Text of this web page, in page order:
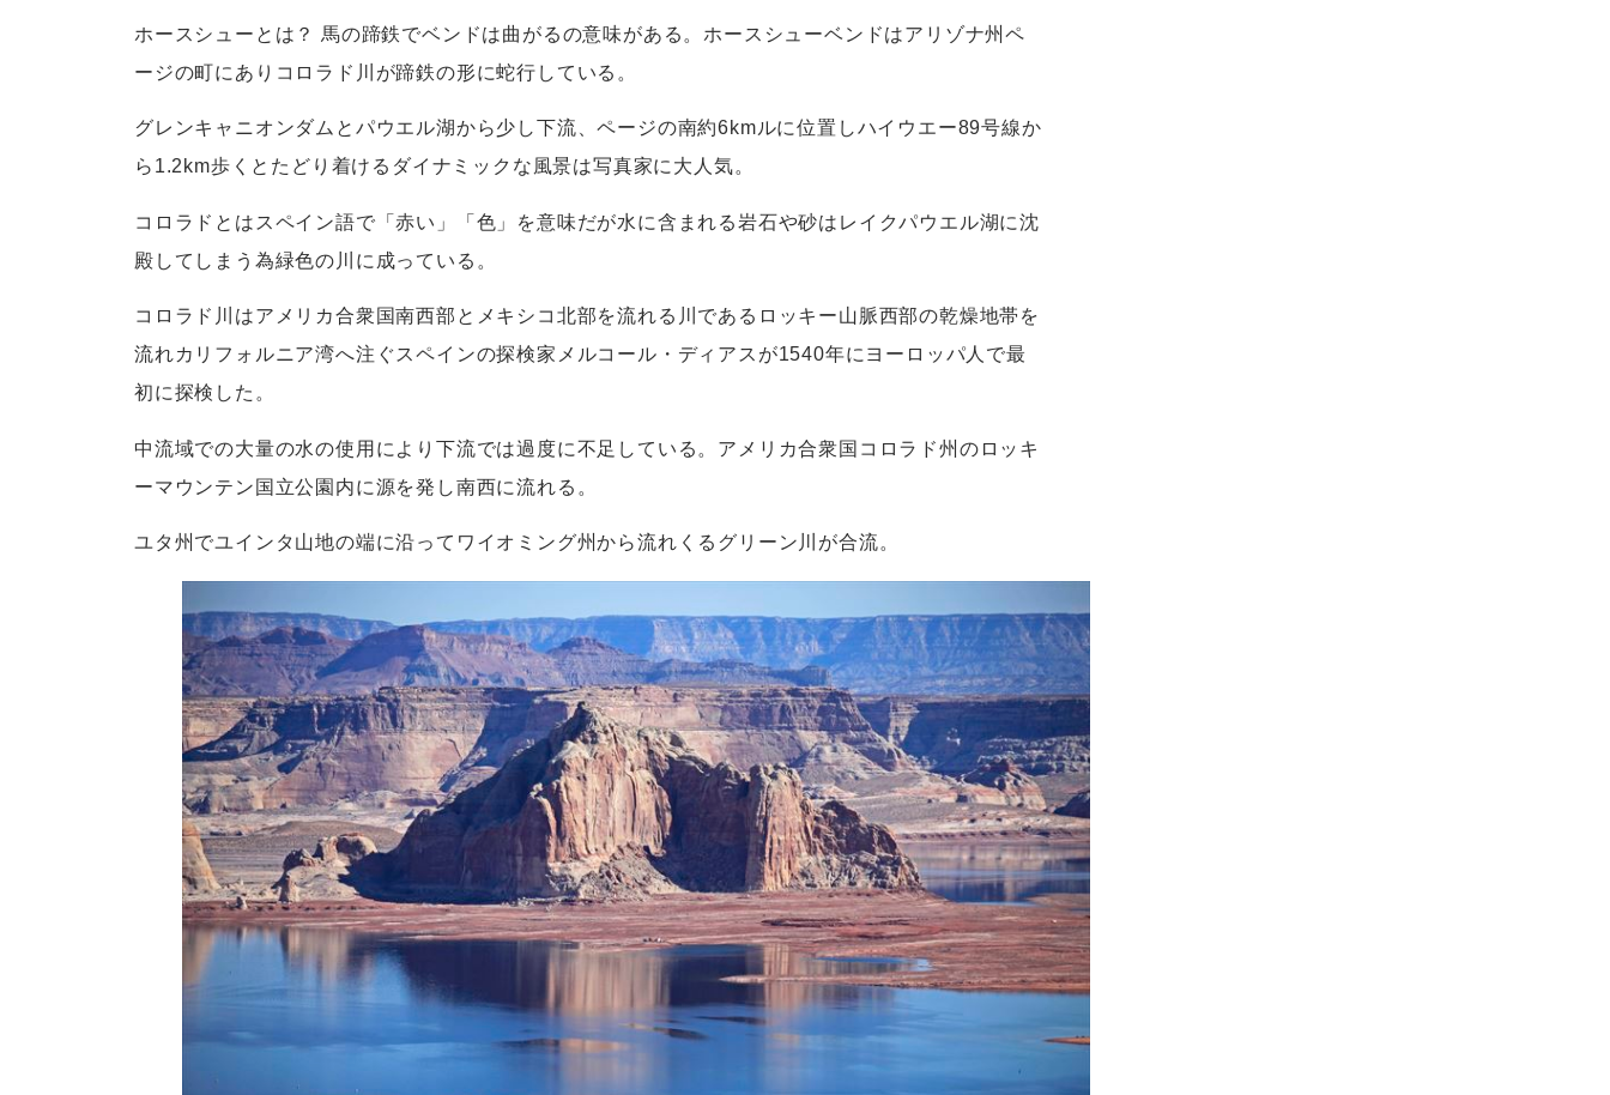
ホースシューとは？ 馬の蹄鉄でベンドは曲がるの意味がある。ホースシューベンドはアリゾナ州ペ
ージの町にありコロラド川が蹄鉄の形に蛇行している。
グレンキャニオンダムとパウエル湖から少し下流、ページの南約6kmルに位置しハイウエー89号線か
ら1.2km歩くとたどり着けるダイナミックな風景は写真家に大人気。
コロラドとはスペイン語で「赤い」「色」を意味だが水に含まれる岩石や砂はレイクパウエル湖に沈
殿してしまう為緑色の川に成っている。
コロラド川はアメリカ合衆国南西部とメキシコ北部を流れる川であるロッキー山脈西部の乾燥地帯を
流れカリフォルニア湾へ注ぐスペインの探検家メルコール・ディアスが1540年にヨーロッパ人で最
初に探検した。
中流域での大量の水の使用により下流では過度に不足している。アメリカ合衆国コロラド州のロッキ
ーマウンテン国立公園内に源を発し南西に流れる。
ユタ州でユインタ山地の端に沿ってワイオミング州から流れくるグリーン川が合流。